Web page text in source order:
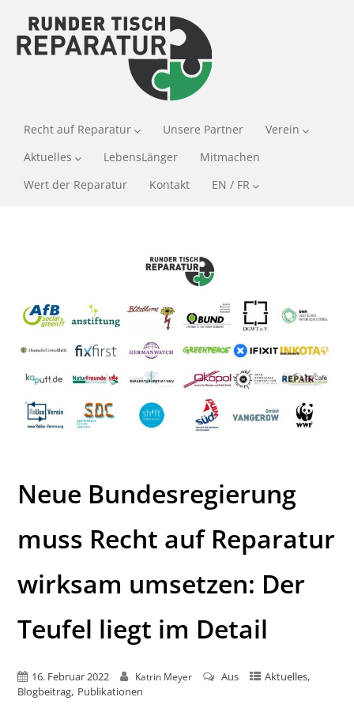
Recht auf Reparatur Unsere Partner
Verein
Aktuelles
LebensLänger
Mitmachen
Wert der Reparatur
Kontakt EN / FR
Neue Bundesregierung
muss Recht auf Reparatur
wirksam umsetzen: Der
Teufel liegt im Detail
16. Februar 2022 Katrin Meyer Aus Aktuelles,
Blogbeitrag, Publikationen